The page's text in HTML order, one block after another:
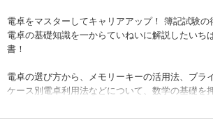
電卓をマスターしてキャリアアップ！ 簿記試験の
電卓の基礎知識を一からていねいに解説したいち
書！
電卓の選び方から、メモリーキーの活用法、ブラ
ケース別電卓利用法などについて、数学の基礎を
ルビと充実したイラストによって、飽きずにしっ
できます。